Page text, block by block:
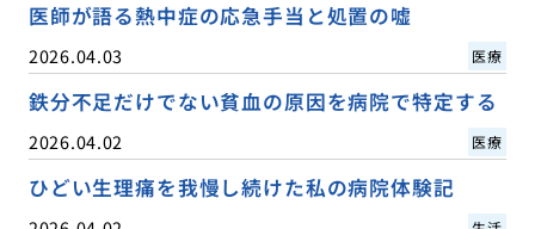
医師が語る熱中症の応急手当と処置の嘘
2026.04.03 医療
鉄分不足だけでない貧血の原因を病院で特定する
2026.04.02 医療
ひどい生理痛を我慢し続けた私の病院体験記